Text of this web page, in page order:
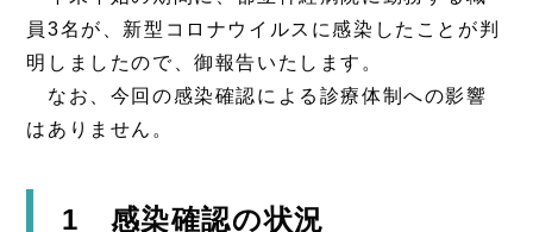
員3名が、新型コロナウイルスに感染したことが判
明しましたので、御報告いたします。
なお、今回の感染確認による診療体制への影響
はありません。
1 感染確認の状況